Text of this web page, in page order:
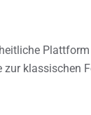
klassischen